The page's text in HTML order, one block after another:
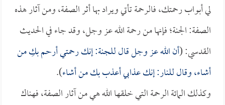
لي أبواب رحمتك، فالرحمة تأتي ويراد بها أثر الصفة، ومن آثار هذه
الصفة: الجنة؛ فإنها من رحمة الله عز وجل، وقد جاء في الحديث
القدسي: (أن الله عز وجل قال للجنة: إنك رحمتي أرحم بكِ من
أشاء، وقال للنار: إنك عذابي أعذب بك من أشاء).
وكذلك المائة الرحمة التي خلقها الله هي من آثار الصفة، فهناك